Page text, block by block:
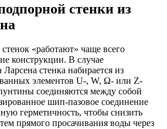
стенки из
«работают» чаще всего
конструкции. В случае
стенка набирается из
элементов U-, W, Ω- или Z-
соединяются между собой
шип-пазовое соединение
герметичность, чтобы снизить
прямого просачивания воды через